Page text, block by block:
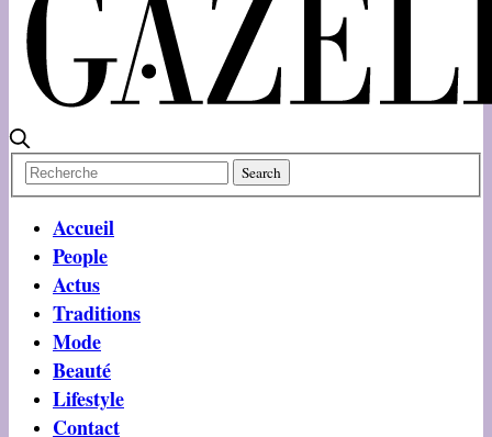
Accueil
People
Actus
Traditions
Mode
Beauté
Lifestyle
Contact